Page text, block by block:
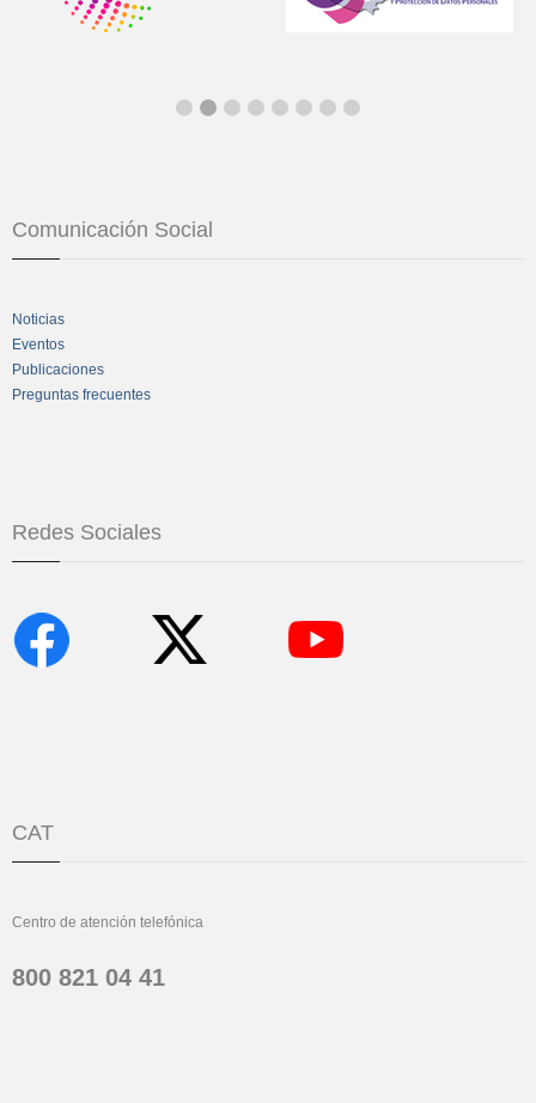
Comunicación Social
Noticias
Eventos
Publicaciones
Preguntas frecuentes
Redes Sociales
CAT
Centro de atención telefónica
800 821 04 41